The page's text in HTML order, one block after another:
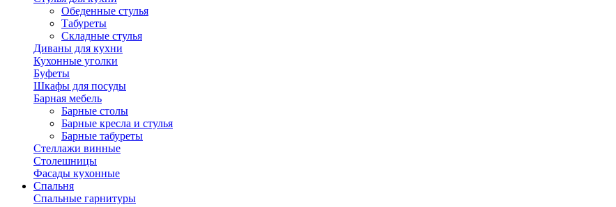
Обеденные стулья
Табуреты
Складные стулья
Диваны для кухни
Кухонные уголки
Буфеты
Шкафы для посуды
Барная мебель
Барные столы
Барные кресла и стулья
Барные табуреты
Стеллажи винные
Столешницы
Фасады кухонные
Спальня
Спальные гарнитуры